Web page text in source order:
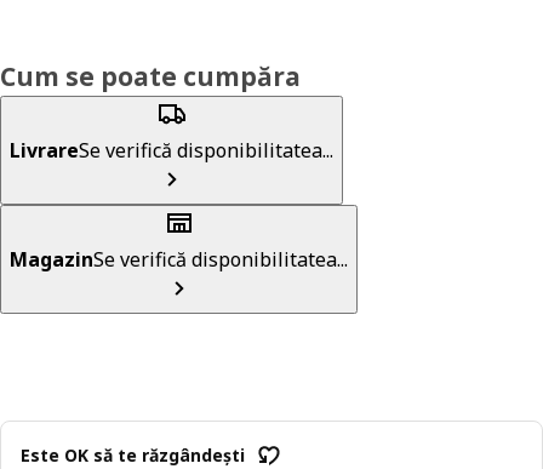
Cum se poate cumpăra
LivrareSe verifică disponibilitatea...
MagazinSe verifică disponibilitatea...
Este OK să te răzgândești